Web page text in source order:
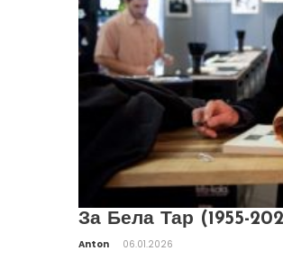
За Бела Тар (1955-
Anton 06.01.2026